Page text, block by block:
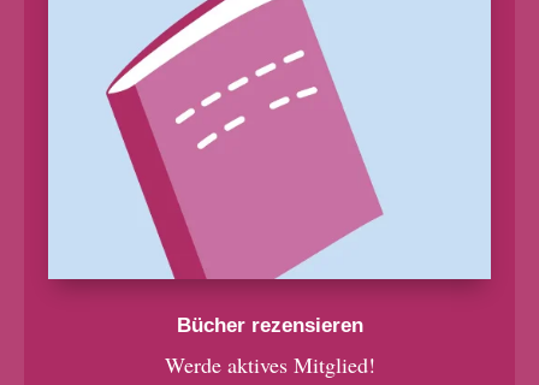
Bücher rezensieren
Werde aktives Mitglied!